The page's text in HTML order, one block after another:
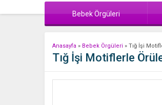
Bebek Örgüleri
Anasayfa » Bebek Örgüleri » Tığ İşi
Tığ İşi Motiflerle